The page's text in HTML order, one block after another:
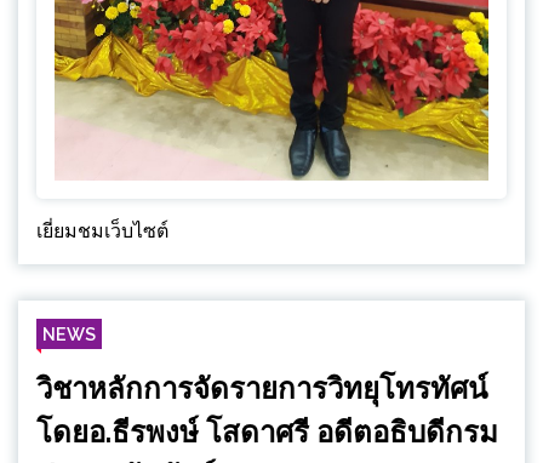
เยี่ยมชมเว็บไซต์
NEWS
วิชาหลักการจัดรายการวิทยุโทรทัศน์
โดยอ.ธีรพงษ์ โสดาศรี อดีตอธิบดีกรม